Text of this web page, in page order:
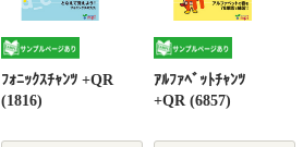
ﾌｫﾆｯｸｽﾁｬﾝﾂ +QR
(1816)
ｱﾙﾌｧﾍﾞｯﾄﾁｬﾝﾂ
+QR (6857)